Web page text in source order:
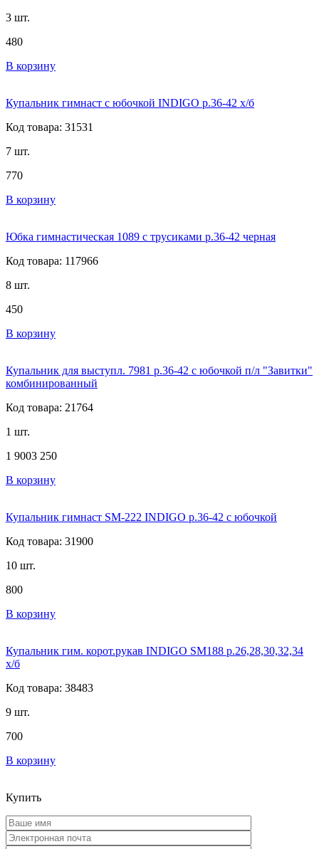
3 шт.
480
В корзину
Купальник гимнаст с юбочкой INDIGO р.36-42 х/б
Код товара: 31531
7 шт.
770
В корзину
Юбка гимнастическая 1089 с трусиками р.36-42 черная
Код товара: 117966
8 шт.
450
В корзину
Купальник для выступл. 7981 р.36-42 с юбочкой п/л "Завитки"
комбинированный
Код товара: 21764
1 шт.
1 9003 250
В корзину
Купальник гимнаст SM-222 INDIGO р.36-42 c юбочкой
Код товара: 31900
10 шт.
800
В корзину
Купальник гим. корот.рукав INDIGO SM188 р.26,28,30,32,34
х/б
Код товара: 38483
9 шт.
700
В корзину
Купить